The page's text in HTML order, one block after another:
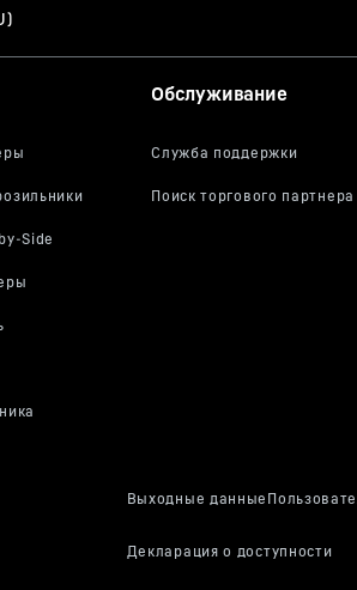
Обслуживание